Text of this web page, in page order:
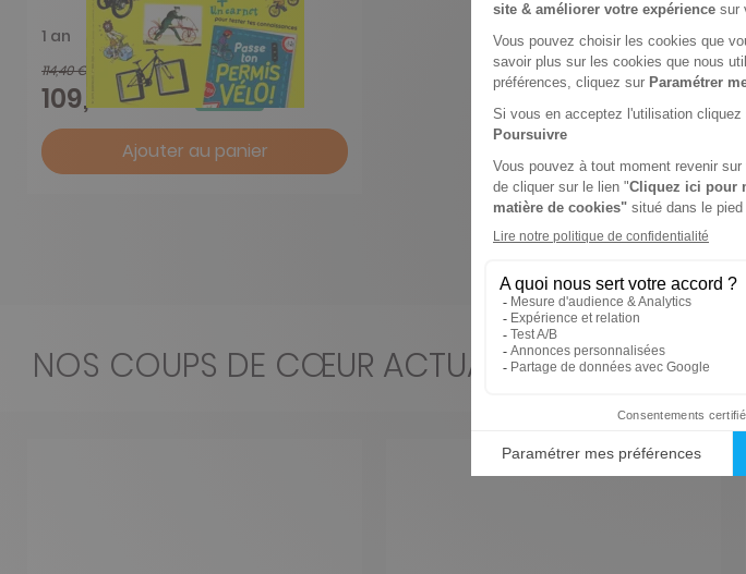
1 an
114,40 €
109,00 € -5%
Ajouter au panier
NOS COUPS DE CŒUR ACTUALITÉ